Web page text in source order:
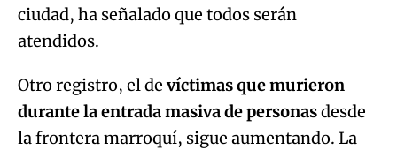
ciudad, ha señalado que todos serán
atendidos.
Otro registro, el devíctimas que murieron
durante la entrada masiva de personasdesde
la frontera marroquí, sigue aumentando. La